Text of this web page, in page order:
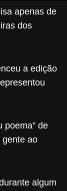
apenas de
dos
a edição
poema” de
gente ao
algum